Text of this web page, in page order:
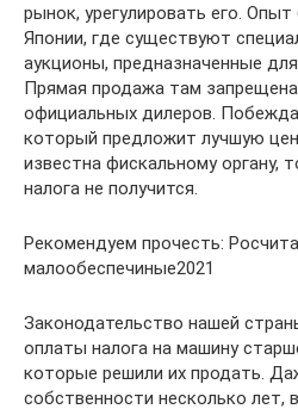
рынок, урегулировать его.
Японии, где существуют
аукционы, предназначенные
Прямая продажа там
официальных дилеров.
который предложит лучшую
известна фискальному органу,
налога не получится.
Рекомендуем прочесть:
малообеспечиные2021
Законодательство нашей
оплаты налога на машину
которые решили их продать.
собственности несколько лет,